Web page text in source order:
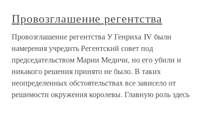
Провозглашение регентства
Провозглашение регентства У Генриха IV были
намерения учредить Регентский совет под
председательством Марии Медичи, но его убили и
никакого решения принято не было. В таких
неопределенных обстоятельствах все зависело от
решимости окружения королевы. Главную роль здесь